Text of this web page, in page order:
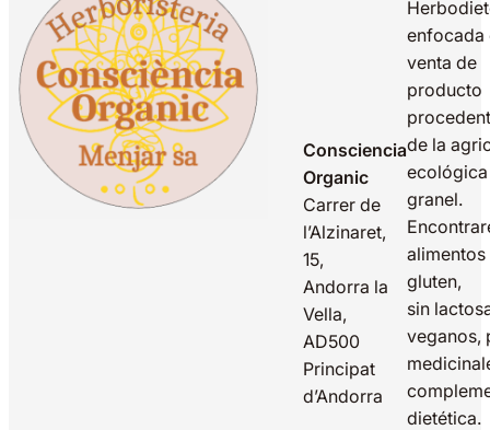
Consciencia
Organic
Carrer de
l’Alzinaret,
15,
Andorra la
Vella,
AD500
Principat
d’Andorra
enfocada
venta de
producto
de la
granel.
alimentos
gluten,
sin
veganos,
dietética.